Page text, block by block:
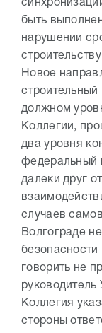
быть
нарушении
Новое
строительный
должном
Коллегии,
два уровня
федеральный
далеки друг
случаев
Волгограде
безопасности
говорить не
Коллегия
стороны